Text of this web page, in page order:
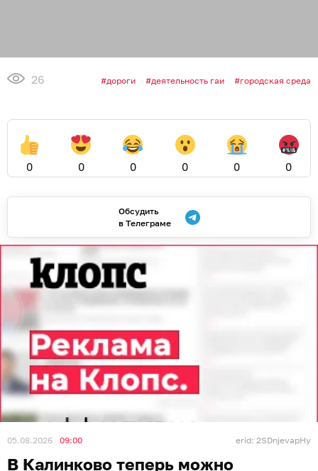
26 дороги деятельность гаи городская среда
0 0 0 0 0 0
Обсудить
в Телеграме
05.08.2026 09:00 erid: 2SDnjevapHy
В Калинково теперь можно